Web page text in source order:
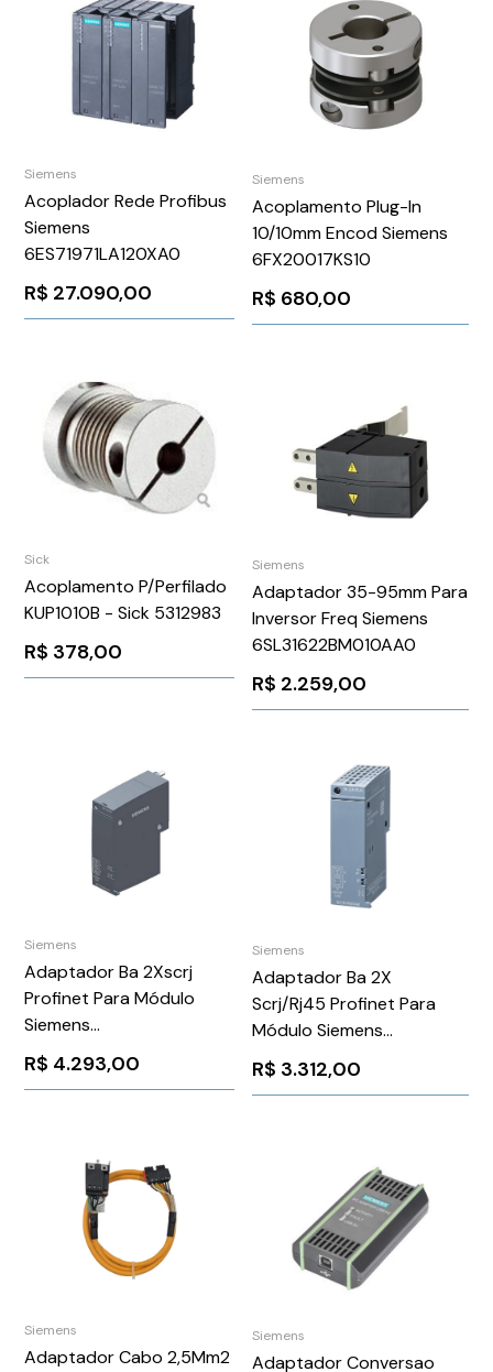
Siemens
Acoplador Rede Profibus
Siemens
6ES71971LA120XA0
R$ 27.090,00
Siemens
Acoplamento Plug-In
10/10mm Encod Siemens
6FX20017KS10
R$ 680,00
Sick
Acoplamento P/Perfilado
KUP1010B - Sick 5312983
R$ 378,00
Siemens
Adaptador 35-95mm Para
Inversor Freq Siemens
6SL31622BM010AA0
R$ 2.259,00
Siemens
Adaptador Ba 2Xscrj
Profinet Para Módulo
Siemens
6ES71936AP000AA0
R$ 4.293,00
Siemens
Adaptador Ba 2X
Scrj/Rj45 Profinet Para
Módulo Siemens
6ES71936AP200AA0
R$ 3.312,00
Siemens
Adaptador Cabo 2,5Mm2
Siemens
Adaptador Conversao